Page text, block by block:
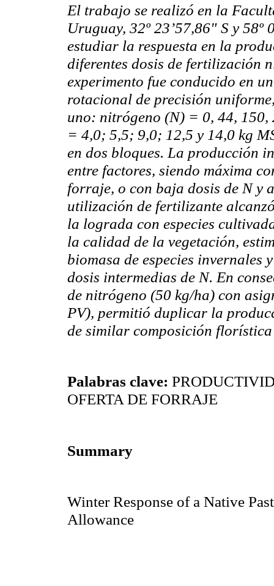
El trabajo se realizó en la
Uruguay, 32º 23’57,86" S y
estudiar la respuesta en la
diferentes dosis de fertilización
experimento fue conducido en
rotacional de precisión
uno: nitrógeno (N) = 0, 44,
= 4,0; 5,5; 9,0; 12,5 y 14,0 kg
en dos bloques. La producción
entre factores, siendo máxima
forraje, o con baja dosis de N y
utilización de fertilizante
la lograda con especies
la calidad de la vegetación,
biomasa de especies invernales
dosis intermedias de N. En
de nitrógeno (50 kg/ha) con
PV), permitió duplicar la
de similar composición
Palabras clave:
OFERTA DE FORRAJE
Summary
Winter Response of a Native
Allowance